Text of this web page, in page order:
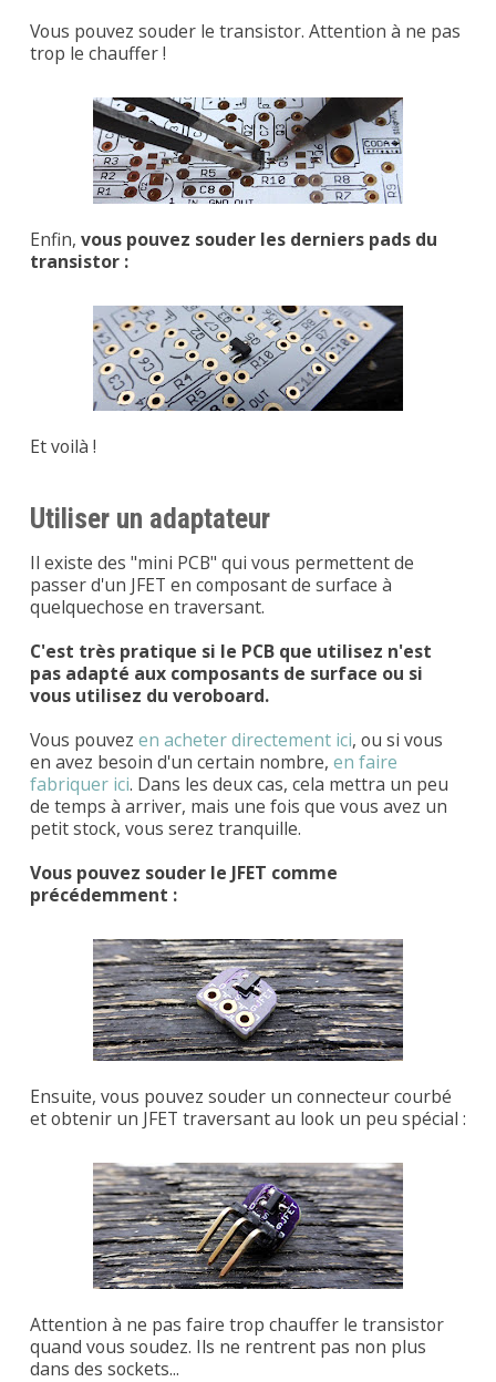
Vous pouvez souder le transistor. Attention à ne pas
trop le chauffer !
Enfin, vous pouvez souder les derniers pads du
transistor :
Et voilà !
Utiliser un adaptateur
Il existe des "mini PCB" qui vous permettent de
passer d'un JFET en composant de surface à
quelquechose en traversant.
C'est très pratique si le PCB que utilisez n'est
pas adapté aux composants de surface ou si
vous utilisez du veroboard.
Vous pouvez en acheter directement ici, ou si vous
en avez besoin d'un certain nombre, en faire
fabriquer ici. Dans les deux cas, cela mettra un peu
de temps à arriver, mais une fois que vous avez un
petit stock, vous serez tranquille.
Vous pouvez souder le JFET comme
précédemment :
Ensuite, vous pouvez souder un connecteur courbé
et obtenir un JFET traversant au look un peu spécial :
Attention à ne pas faire trop chauffer le transistor
quand vous soudez. Ils ne rentrent pas non plus
dans des sockets...